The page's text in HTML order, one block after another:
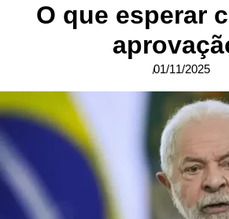
O que esperar
01/11/2025